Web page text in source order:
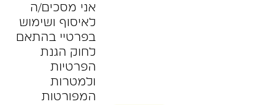
אני מסכים/ה
לאיסוף ושימוש
בפרטיי בהתאם
לחוק הגנת
הפרטיות
ולמטרות
המפורטות